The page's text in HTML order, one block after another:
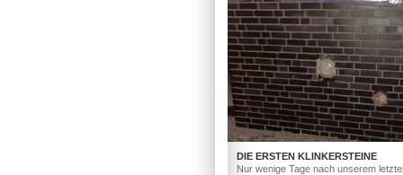
DIE ERSTEN KLINKERSTEINE
Nur wenige Tage nach unserem